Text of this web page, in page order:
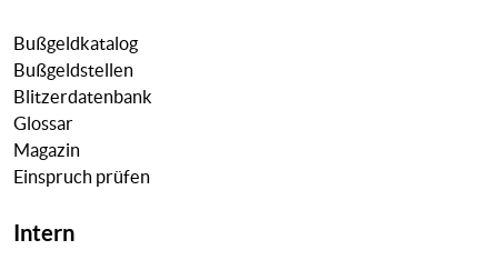
Bußgeldkatalog
Bußgeldstellen
Blitzerdatenbank
Glossar
Magazin
Einspruch prüfen
Intern